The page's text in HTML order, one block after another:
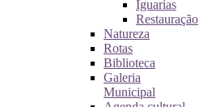
Iguarias
Restauração
Natureza
Rotas
Biblioteca
Galeria
Municipal